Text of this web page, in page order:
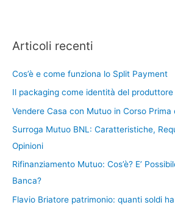
Articoli recenti
Cos’è e come funziona lo Split Payment
Il packaging come identità del produttore
Vendere Casa con Mutuo in Corso Prima
Surroga Mutuo BNL: Caratteristiche,
Opinioni
Rifinanziamento Mutuo: Cos’è? E’
Banca?
Flavio Briatore patrimonio: quanti soldi